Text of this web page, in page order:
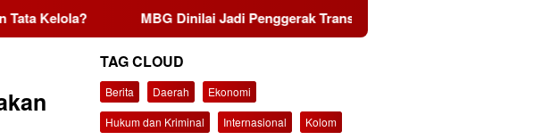
MBG Dinilai Jadi Penggerak Transformasi Sistem Pangan Nasional Menuju
TAG CLOUD
Berita Daerah
Ekonomi
Hukum dan Kriminal
Internasional
Kolom